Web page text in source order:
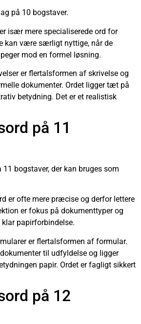
på 10 bogstaver.
især mere specialiserede ord for
kan være særligt nyttige, når de
mod en formel løsning.
er flertalsformen af skrivelse og
dokumenter. Ordet ligger tæt på
betydning. Det er et realistisk
på 11
11 bogstaver, der kan bruges som
er ofte mere præcise og derfor lettere
er fokus på dokumenttyper og
papirforbindelse.
er flertalsformen af formular.
til udfyldelse og ligger
papir. Ordet er fagligt sikkert
på 12